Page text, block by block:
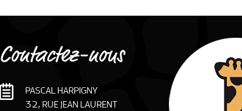
Contactez-nous
PASCAL HARPIGNY
32, RUE JEAN LAURENT